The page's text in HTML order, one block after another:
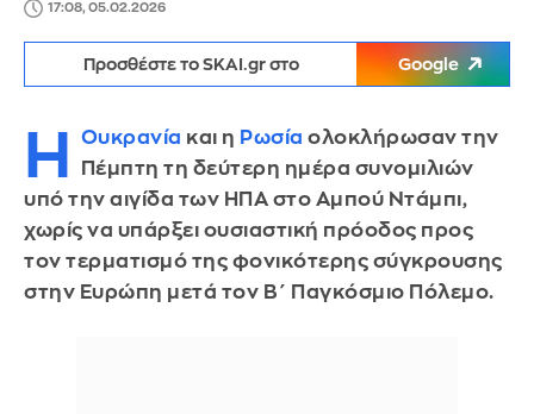
17:08, 05.02.2026
Προσθέστε το SKAI.gr στο Google
Η Ουκρανία και η Ρωσία ολοκλήρωσαν την
Πέμπτη τη δεύτερη ημέρα συνομιλιών
υπό την αιγίδα των ΗΠΑ στο Αμπού Ντάμπι,
χωρίς να υπάρξει ουσιαστική πρόοδος προς
τον τερματισμό της φονικότερης σύγκρουσης
στην Ευρώπη μετά τον Β΄ Παγκόσμιο Πόλεμο.